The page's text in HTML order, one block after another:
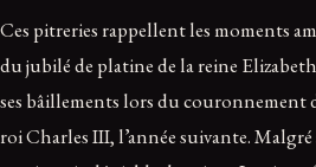
Ces pitreries rappellent les moments
du jubilé de platine de la reine
ses bâillements lors du couronnement
roi Charles III, l’année suivante.